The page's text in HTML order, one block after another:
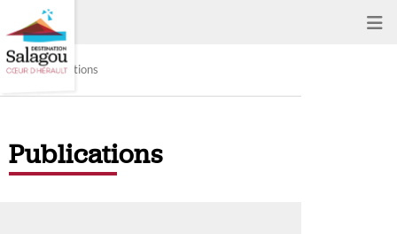
Publications
Publications